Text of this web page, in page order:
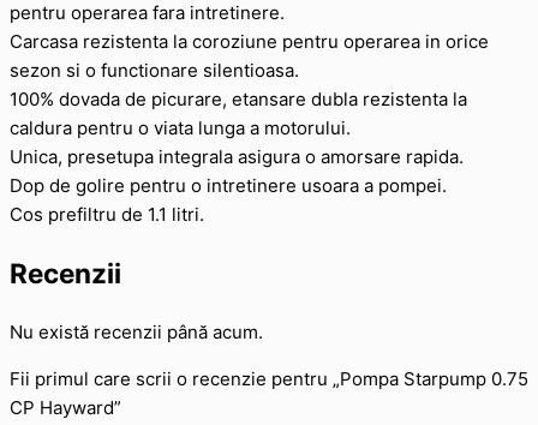
pentru operarea fara intretinere.
Carcasa rezistenta la coroziune pentru operarea in orice
sezon si o functionare silentioasa.
100% dovada de picurare, etansare dubla rezistenta la
caldura pentru o viata lunga a motorului.
Unica, presetupa integrala asigura o amorsare rapida.
Dop de golire pentru o intretinere usoara a pompei.
Cos prefiltru de 1.1 litri.
Recenzii
Nu există recenzii până acum.
Fii primul care scrii o recenzie pentru „Pompa Starpump 0.75
CP Hayward”